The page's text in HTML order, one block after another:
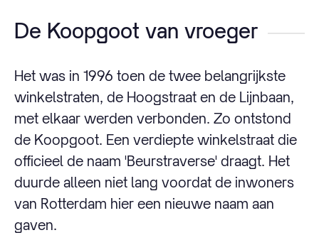
De Koopgoot van vroeger
Het was in 1996 toen de twee belangrijkste
winkelstraten, de Hoogstraat en de Lijnbaan,
met elkaar werden verbonden. Zo ontstond
de Koopgoot. Een verdiepte winkelstraat die
officieel de naam 'Beurstraverse' draagt. Het
duurde alleen niet lang voordat de inwoners
van Rotterdam hier een nieuwe naam aan
gaven.